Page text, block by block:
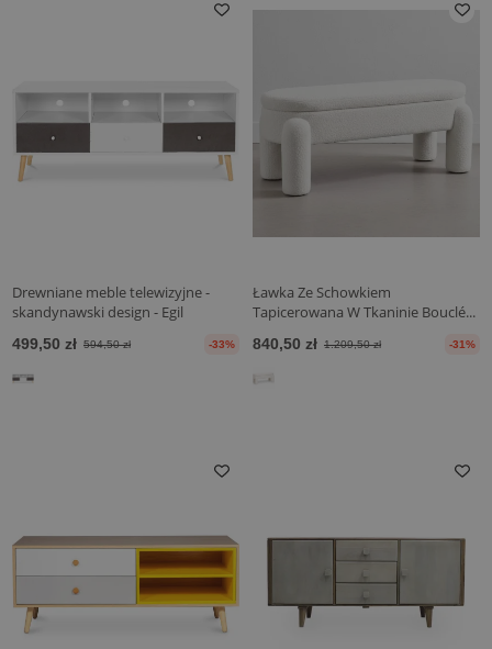
Drewniane meble telewizyjne -
skandynawski design - Egil
499,50 zł 594,50 zł -33%
Ławka Ze Schowkiem
Tapicerowana W Tkaninie Bouclé...
840,50 zł 1.209,50 zł -31%